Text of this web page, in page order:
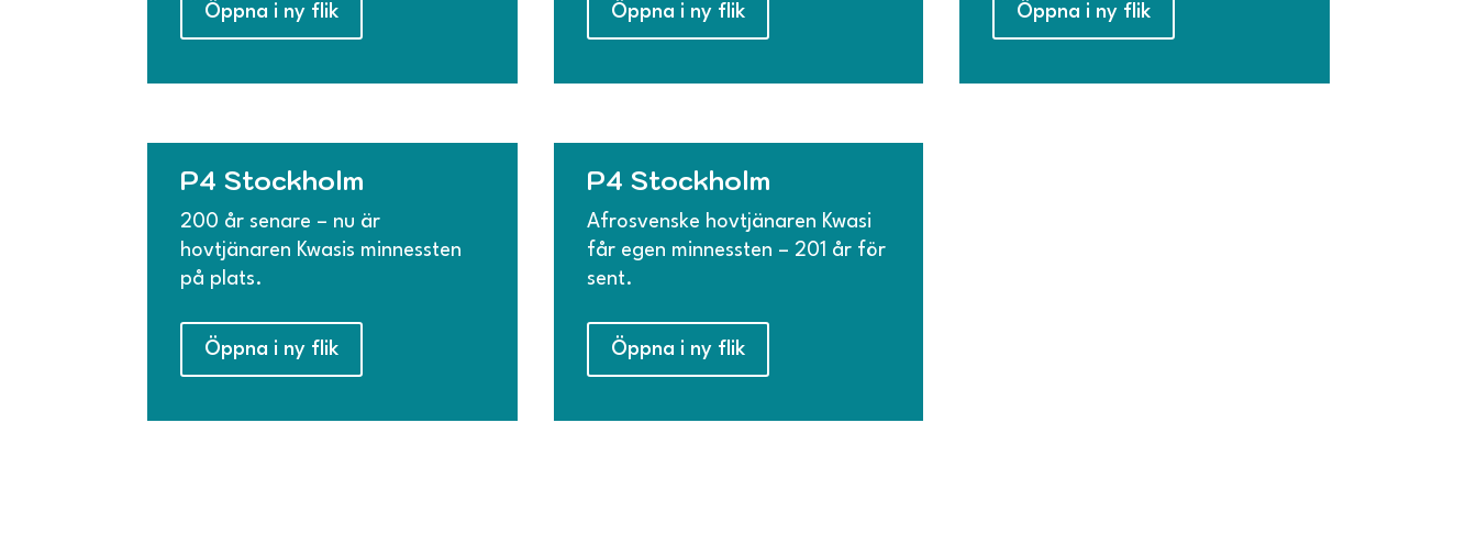
Öppna i ny flik Öppna i ny flik Öppna i ny flik
P4 Stockholm
200 år senare – nu är
hovtjänaren Kwasis minnessten
på plats.
Öppna i ny flik
P4 Stockholm
Afrosvenske hovtjänaren Kwasi
får egen minnessten – 201 år för
sent.
Öppna i ny flik